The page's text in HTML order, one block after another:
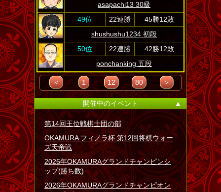
asapachi13 30級
49位
22連勝
45勝12敗
shushushu1234 初段
50位
22連勝
42勝12敗
ponchanking 五段
＜ 1 12 80 ＞
開催中のイベント ▲
第14回王位戦棋士団の部
OKAMURA フィノラ杯 第12回将棋ウォー
ズ天帝戦
2026年OKAMURAグランドチャンピンシ
ップ(勝ち数)
2026年OKAMURAグランドチャンピオン